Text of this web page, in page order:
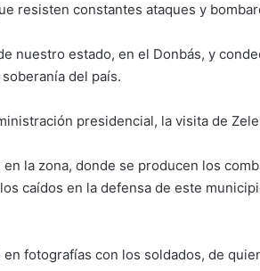
resisten constantes ataques y
nuestro estado, en el Donbás, y
del país.
presidencial, la visita de
la zona, donde se producen los
caídos en la defensa de este
fotografías con los soldados, de